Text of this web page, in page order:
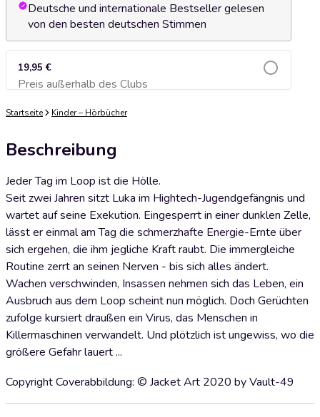
Deutsche und internationale Bestseller gelesen
von den besten deutschen Stimmen
19,95 €
Preis außerhalb des ClubsZum Warenkorb hinzufügen
Startseite Kinder – Hörbücher
Beschreibung
Jeder Tag im Loop ist die Hölle.
Seit zwei Jahren sitzt Luka im Hightech-Jugendgefängnis und
wartet auf seine Exekution. Eingesperrt in einer dunklen Zelle,
lässt er einmal am Tag die schmerzhafte Energie-Ernte über
sich ergehen, die ihm jegliche Kraft raubt. Die immergleiche
Routine zerrt an seinen Nerven - bis sich alles ändert.
Wachen verschwinden, Insassen nehmen sich das Leben, ein
Ausbruch aus dem Loop scheint nun möglich. Doch Gerüchten
zufolge kursiert draußen ein Virus, das Menschen in
Killermaschinen verwandelt. Und plötzlich ist ungewiss, wo die
größere Gefahr lauert ...
Copyright Coverabbildung: © Jacket Art 2020 by Vault-49